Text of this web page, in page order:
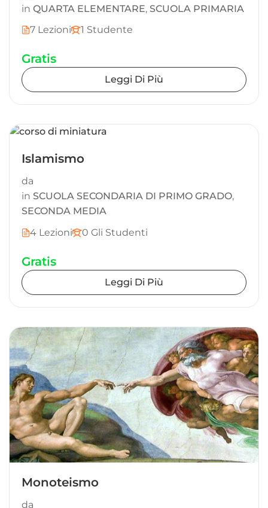
in QUARTA ELEMENTARE, SCUOLA PRIMARIA
7 Lezioni
1 Studente
Gratis
Leggi Di Più
Islamismo
da
in SCUOLA SECONDARIA DI PRIMO GRADO,
SECONDA MEDIA
4 Lezioni
0 Gli Studenti
Gratis
Leggi Di Più
Monoteismo
da